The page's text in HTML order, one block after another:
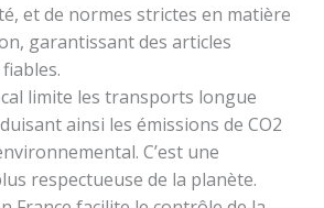
et de normes strictes en matière
garantissant des articles
limite les transports longue
ainsi les émissions de CO2
C’est une
respectueuse de la planète.